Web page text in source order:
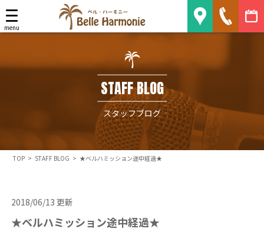
menu
STAFF BLOG
スタッフブログ
TOP > STAFF BLOG > ★ベルハミッション途中経過★
2018/06/13 更新
★ベルハミッション途中経過★